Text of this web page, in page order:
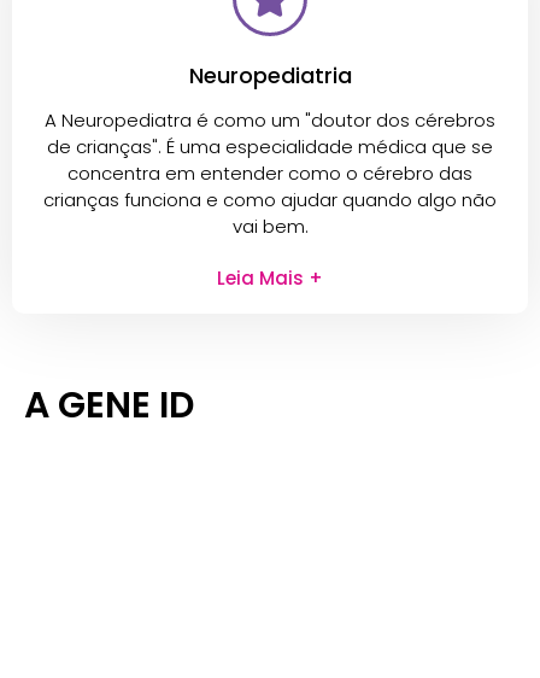
Neuropediatria
A Neuropediatra é como um "doutor dos cérebros
de crianças". É uma especialidade médica que se
concentra em entender como o cérebro das
crianças funciona e como ajudar quando algo não
vai bem.
Leia Mais +
A GENE ID